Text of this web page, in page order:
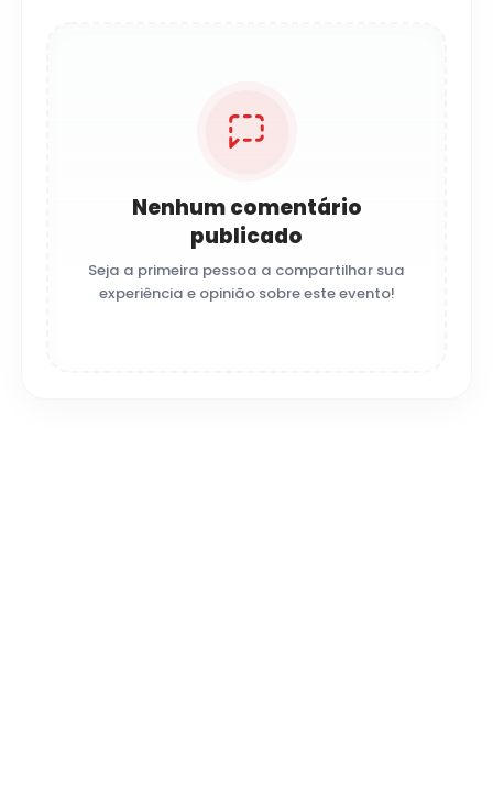
Nenhum comentário
publicado
Seja a primeira pessoa a compartilhar sua
experiência e opinião sobre este evento!